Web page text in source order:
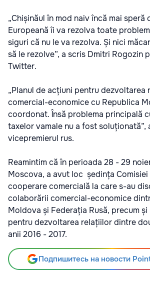
„Chișinăul în mod naiv încă mai speră
Europeană îi va rezolva toate
siguri că nu le va rezolva. Și nici
să le rezolve”, a scris Dmitri Rogozin
Twitter.
„Planul de acțiuni pentru dezvoltarea
comercial-economice cu Republica
coordonat. Însă problema principală
taxelor vamale nu a fost soluționată”,
vicepremierul rus.
Reamintim că în perioada 28 - 29
Moscova, a avut loc ședința
cooperare comercială la care s-au
colaborării comercial-economice
Moldova și Federația Rusă, precum
pentru dezvoltarea relațiilor dintre
anii 2016 - 2017.
Подпишитесь на новости